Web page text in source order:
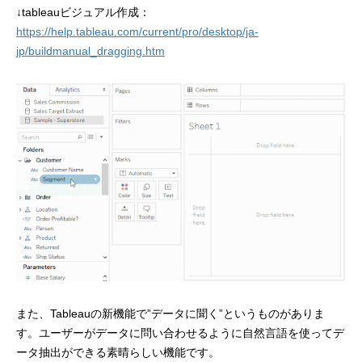
↓tableauビジュアル作成：
https://help.tableau.com/current/pro/desktop/ja-
jp/buildmanual_dragging.htm
また、Tableauの新機能で”データに聞く”というものがありま
す。ユーザーがデータに問い合わせるように自然言語を使ってデ
ータ抽出ができる素晴らしい機能です。